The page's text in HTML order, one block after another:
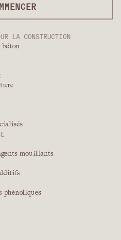
LA CONSTRUCTION
béton
mouillants
phénoliques